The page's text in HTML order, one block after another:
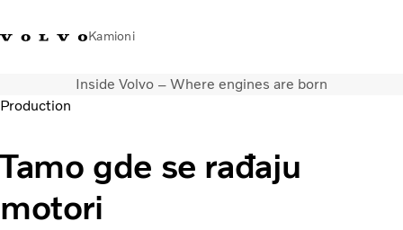
Kamioni
Volvo Trucks Srbija - kontakti Volvo Trucks prodavnicaPrijavljivanje
Transportna rešenja
Kamioni
Usluge
Kampanje
Inside Volvo – Where engines are born
Production
Tamo gde se rađaju
motori